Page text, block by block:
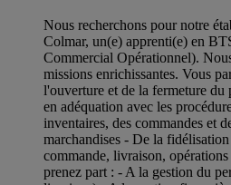
Nous recherchons pour notre
Colmar, un(e) apprenti(e) en
Commercial Opérationnel).
missions enrichissantes. Vous
l'ouverture et de la fermeture du
en adéquation avec les
inventaires, des commandes et
marchandises - De la
commande, livraison,
prenez part : - A la gestion du